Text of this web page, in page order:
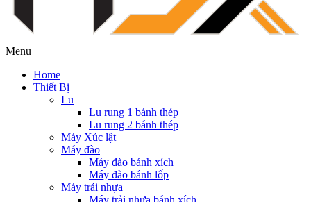
Menu
Home
Thiết Bị
Lu
Lu rung 1 bánh thép
Lu rung 2 bánh thép
Máy Xúc lật
Máy đào
Máy đào bánh xích
Máy đào bánh lốp
Máy trải nhựa